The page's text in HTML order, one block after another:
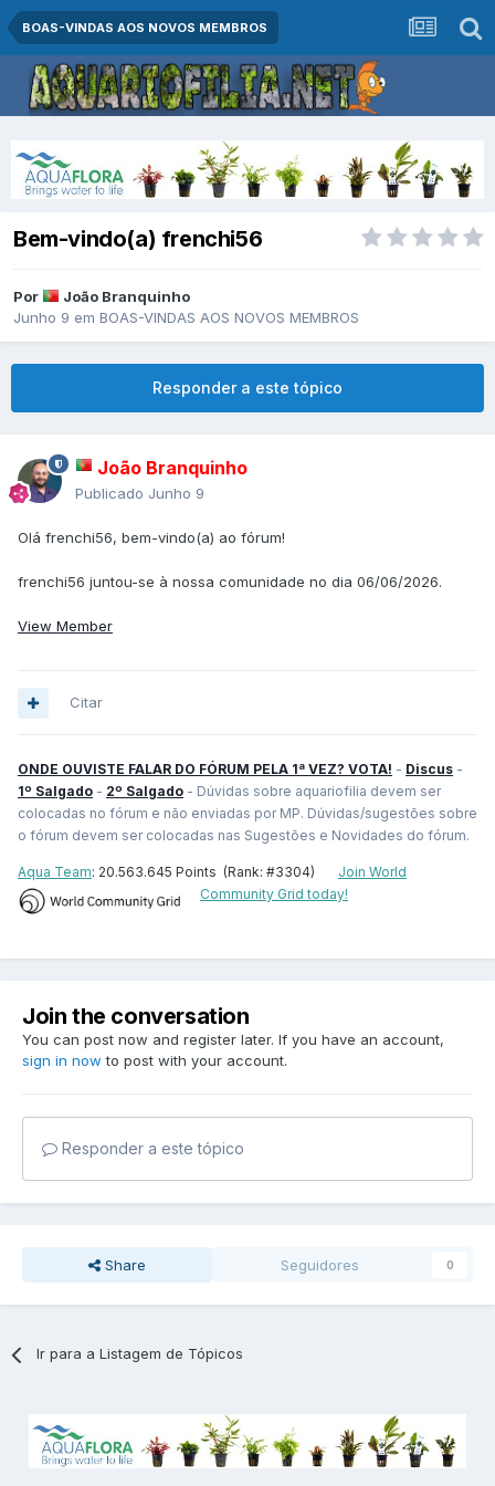
BOAS-VINDAS AOS NOVOS MEMBROS
Bem-vindo(a) frenchi56
Por
João Branquinho
Junho 9 em BOAS-VINDAS AOS NOVOS MEMBROS
Responder a este tópico
João Branquinho
Publicado Junho 9
Olá frenchi56, bem-vindo(a) ao fórum!
frenchi56 juntou-se à nossa comunidade no dia 06/06/2026.
View Member
Citar
ONDE OUVISTE FALAR DO FÓRUM PELA 1ª VEZ? VOTA! - Discus -
1º Salgado - 2º Salgado - Dúvidas sobre aquariofilia devem ser
colocadas no fórum e não enviadas por MP. Dúvidas/sugestões sobre
o fórum devem ser colocadas nas Sugestões e Novidades do fórum.
Aqua Team: 20.563.645 Points (Rank: #3304) Join World
Community Grid today!
Join the conversation
You can post now and register later. If you have an account,
sign in now to post with your account.
Responder a este tópico
Share Seguidores 0
Ir para a Listagem de Tópicos